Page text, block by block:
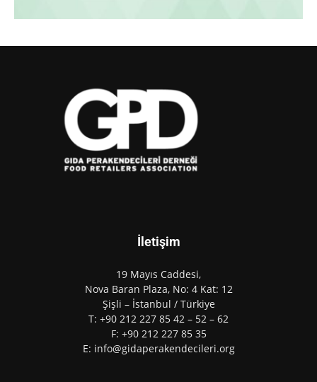
İletişim
19 Mayıs Caddesi,
Nova Baran Plaza, No: 4 Kat: 12
Şişli – İstanbul / Türkiye
T: +90 212 227 85 42 – 52 – 62
F: +90 212 227 85 35
E: info@gidaperakendecileri.org